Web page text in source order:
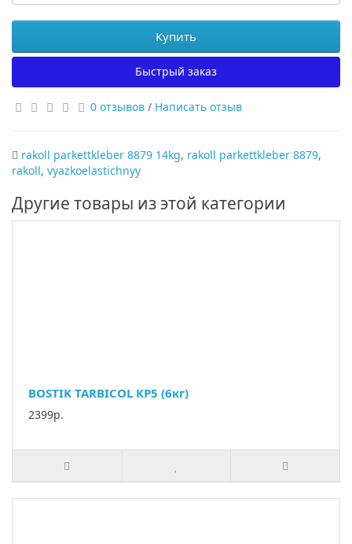
Купить
Быстрый заказ
0 отзывов / Написать отзыв
rakoll parkettkleber 8879 14kg, rakoll parkettkleber 8879,
rakoll, vyazkoelastichnyy
Другие товары из этой категории
BOSTIK TARBICOL КР5 (6кг)
2399р.